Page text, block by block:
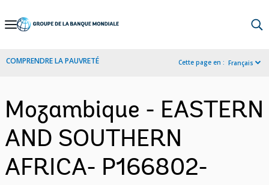
Skip
Navigation
COMPRENDRE LA PAUVRETÉ Cette page en : Français
Mozambique - EASTERN
AND SOUTHERN
AFRICA- P166802-